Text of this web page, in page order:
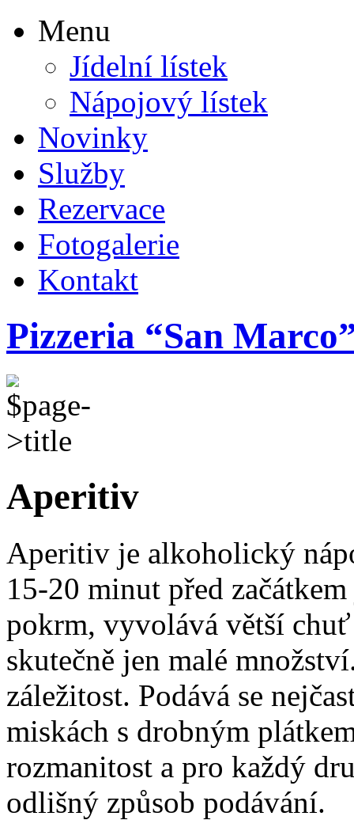
Menu
Jídelní lístek
Nápojový lístek
Novinky
Služby
Rezervace
Fotogalerie
Kontakt
Pizzeria “San
Aperitiv
Aperitiv je alkoholický
15-20 minut před
pokrm, vyvolává větší
skutečně jen malé
záležitost. Podává se
miskách s drobným
rozmanitost a pro každý
odlišný způsob podávání.